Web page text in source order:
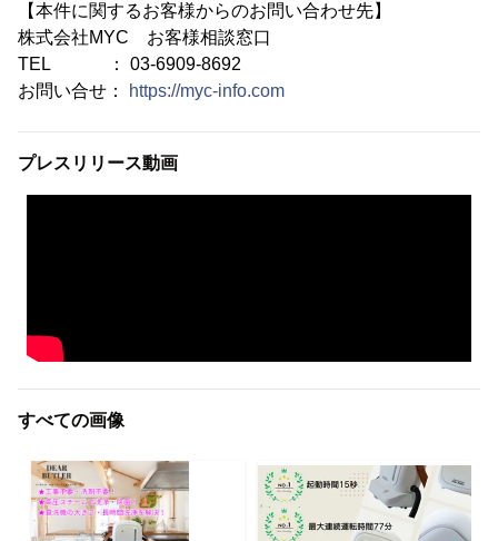
【本件に関するお客様からのお問い合わせ先】
株式会社MYC お客様相談窓口
TEL ： 03-6909-8692
お問い合せ：
https://myc-info.com
プレスリリース動画
すべての画像